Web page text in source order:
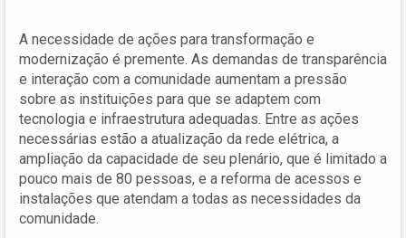
A necessidade de ações para transformação e
modernização é premente. As demandas de transparência
e interação com a comunidade aumentam a pressão
sobre as instituições para que se adaptem com
tecnologia e infraestrutura adequadas. Entre as ações
necessárias estão a atualização da rede elétrica, a
ampliação da capacidade de seu plenário, que é limitado a
pouco mais de 80 pessoas, e a reforma de acessos e
instalações que atendam a todas as necessidades da
comunidade.